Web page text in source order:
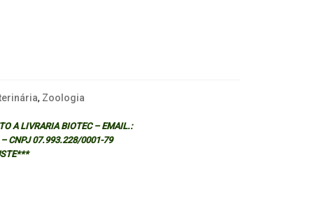
, Zoologia
A LIVRARIA BIOTEC – EMAIL.:
CNPJ 07.993.228/0001-79